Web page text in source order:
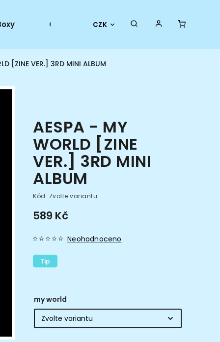
CZK
Collector goods Oficiální merch
[ZINE VER.] 3RD MINI ALBUM
AESPA - MY
WORLD [ZINE
VER.] 3RD MINI
ALBUM
Kód: Zvolte variantu
589 Kč
Tip
Neohodnoceno
my world